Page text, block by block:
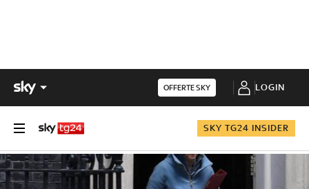
OFFERTE SKY LOGIN
SKY TG24 INSIDER